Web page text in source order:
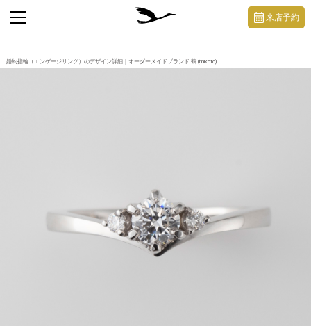
婚約指輪（エンゲージリング）のデザイン詳細｜オーダーメイドブランド 鶴 (mikoto)
toggle
navigation
来店予約